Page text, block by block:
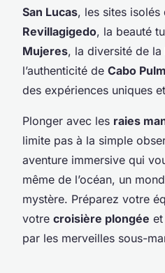
San Lucas, les sites isolés
Revillagigedo, la beauté
Mujeres, la diversité de la
l’authenticité de Cabo
des expériences uniques
Plonger avec les raies
limite pas à la simple
aventure immersive qui
même de l’océan, un
mystère. Préparez votre
votre croisière plongée
par les merveilles sous-